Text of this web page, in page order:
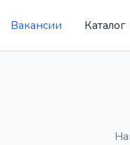
Вакансии Каталог